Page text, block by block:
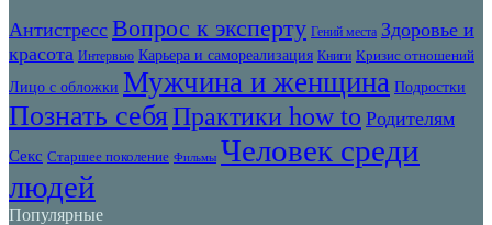
Антистресс Вопрос к эксперту Гений места Здоровье и
красота Интервью Карьера и самореализация Книги Кризис отношений
Лицо с обложки Мужчина и женщина Подростки
Познать себяПрактики how to Родителям
Секс Старшее поколение Фильмы Человек среди
людей
Популярные